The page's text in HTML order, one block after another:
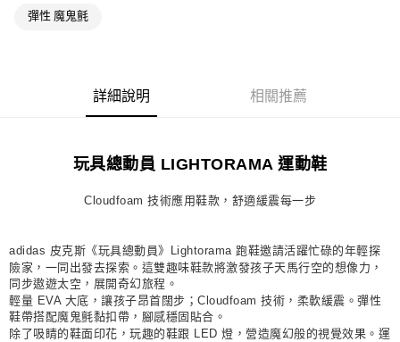
付款後7-11取貨
每筆NT$80，滿NT$1,500(含以上)免運費
每筆NT$80，滿NT$1,500(含以上)免運費
彈性 魔鬼氈
詳細說明 相關推薦
玩具總動員 LIGHTORAMA 運動鞋
Cloudfoam 技術應用鞋款，舒適緩震每一步
adidas 皮克斯《玩具總動員》Lightorama 跑鞋邀請活躍忙碌的年輕探
險家，一同出發去探索。這雙趣味鞋款將激發孩子天馬行空的想像力，
同步遨遊太空，展開奇幻旅程。
輕量 EVA 大底，讓孩子昂首闊步；Cloudfoam 技術，柔軟緩震。彈性
鞋帶搭配魔鬼氈黏扣帶，腳感穩固貼合。
除了吸睛的鞋面印花，玩趣的鞋跟 LED 燈，營造魔幻般的視覺效果。運